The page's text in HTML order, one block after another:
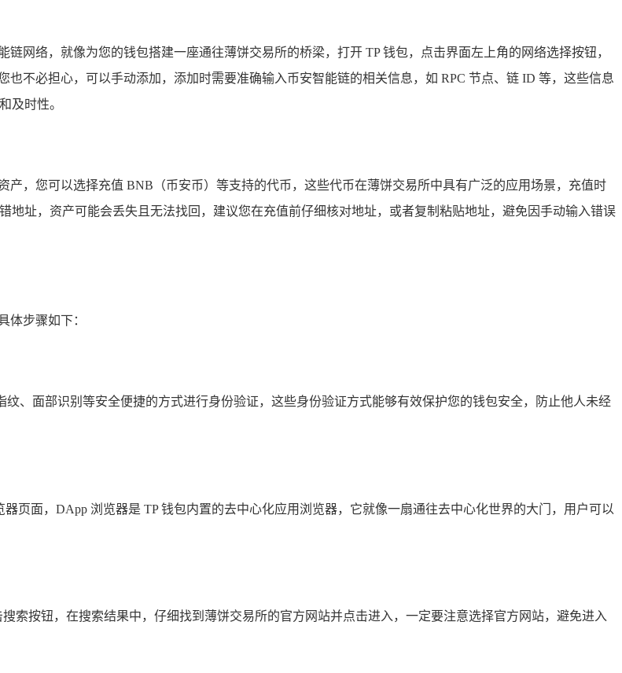
网络，就像为您的钱包搭建一座通往薄饼交易所的桥梁，打开 TP 钱包，点击界面左上角的网络选择按钮，
不必担心，可以手动添加，添加时需要准确输入币安智能链的相关信息，如 RPC 节点、链 ID 等，这些信息
及时性。
，您可以选择充值 BNB（币安币）等支持的代币，这些代币在薄饼交易所中具有广泛的应用场景，充值时
址，资产可能会丢失且无法找回，建议您在充值前仔细核对地址，或者复制粘贴地址，避免因手动输入错误
体步骤如下：
、面部识别等安全便捷的方式进行身份验证，这些身份验证方式能够有效保护您的钱包安全，防止他人未经
页面，DApp 浏览器是 TP 钱包内置的去中心化应用浏览器，它就像一扇通往去中心化世界的大门，用户可以
搜索按钮，在搜索结果中，仔细找到薄饼交易所的官方网站并点击进入，一定要注意选择官方网站，避免进入